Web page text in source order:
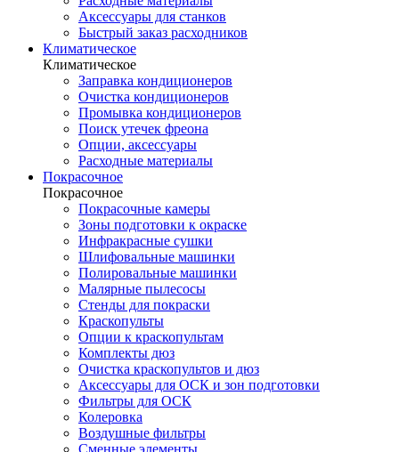
Аксессуары для станков
Быстрый заказ расходников
Климатическое
Климатическое
Заправка кондиционеров
Очистка кондиционеров
Промывка кондиционеров
Поиск утечек фреона
Опции, аксессуары
Расходные материалы
Покрасочное
Покрасочное
Покрасочные камеры
Зоны подготовки к окраске
Инфракрасные сушки
Шлифовальные машинки
Полировальные машинки
Малярные пылесосы
Стенды для покраски
Краскопульты
Опции к краскопультам
Комплекты дюз
Очистка краскопультов и дюз
Аксессуары для ОСК и зон подготовки
Фильтры для ОСК
Колеровка
Воздушные фильтры
Сменные элементы